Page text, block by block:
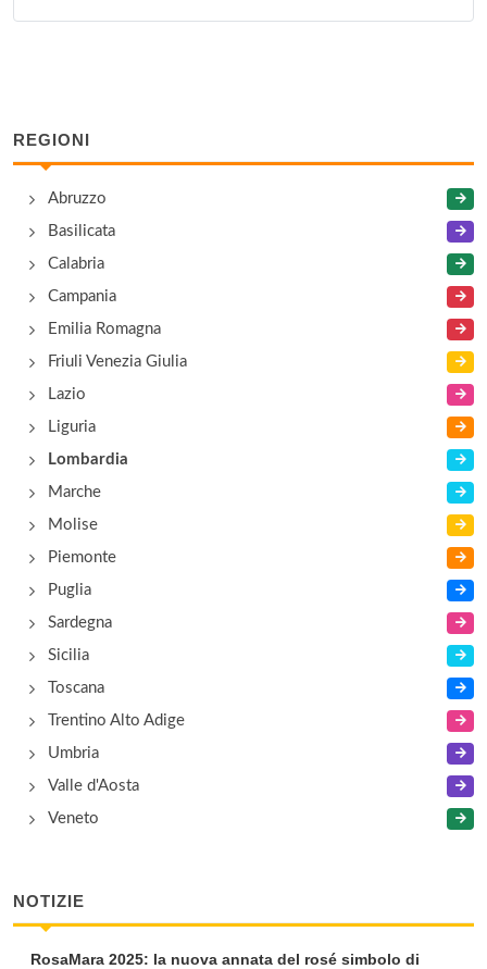
REGIONI
Abruzzo
Basilicata
Calabria
Campania
Emilia Romagna
Friuli Venezia Giulia
Lazio
Liguria
Lombardia
Marche
Molise
Piemonte
Puglia
Sardegna
Sicilia
Toscana
Trentino Alto Adige
Umbria
Valle d'Aosta
Veneto
NOTIZIE
RosaMara 2025: la nuova annata del rosé simbolo di